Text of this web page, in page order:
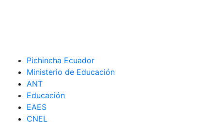
Pichincha Ecuador
Ministerio de Educación
ANT
Educación
EAES
CNEL